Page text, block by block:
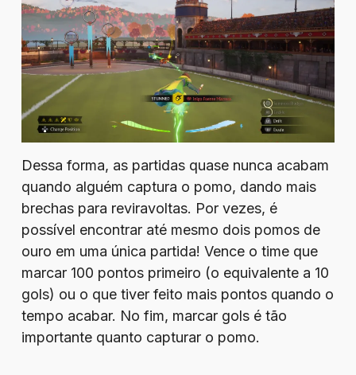
Dessa forma, as partidas quase nunca acabam
quando alguém captura o pomo, dando mais
brechas para reviravoltas. Por vezes, é
possível encontrar até mesmo dois pomos de
ouro em uma única partida! Vence o time que
marcar 100 pontos primeiro (o equivalente a 10
gols) ou o que tiver feito mais pontos quando o
tempo acabar. No fim, marcar gols é tão
importante quanto capturar o pomo.